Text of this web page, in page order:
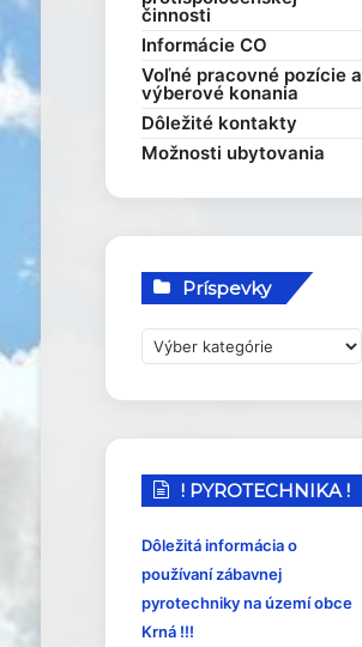
Elektronické služby
Rozvojové dokumenty
Smernice
činnosti
Informácie CO
Voľné pracovné pozície a
výberové konania
Dôležité kontakty
Možnosti ubytovania
Príspevky
r
p
y
! PYROTECHNIKA !
Dôležitá informácia o
používaní zábavnej
pyrotechniky na území obce
Krná !!!